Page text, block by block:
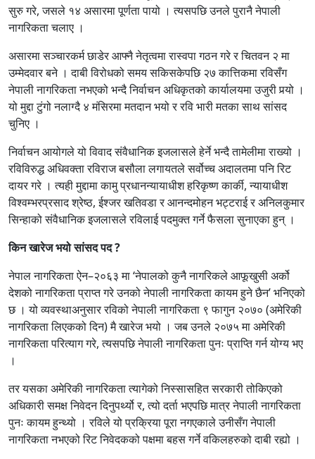
सुरु गरे, जसले १४ असारमा पूर्णता पायो । त्यसपछि उनले पुरानै नेपाली
नागरिकता चलाए ।
असारमा सञ्चारकर्म छाडेर आफ्नै नेतृत्वमा रास्वपा गठन गरे र चितवन २ मा
उम्मेदवार बने । दाबी विरोधको समय सकिसकेपछि २७ कात्तिकमा रविसँग
नेपाली नागरिकता नभएको भन्दै निर्वाचन अधिकृतको कार्यालयमा उजुरी पर्‍यो ।
यो मुद्दा टुंगो नलाग्दै ४ मंसिरमा मतदान भयो र रवि भारी मतका साथ सांसद
चुनिए ।
निर्वाचन आयोगले यो विवाद संवैधानिक इजलासले हेर्ने भन्दै तामेलीमा राख्यो ।
रविविरुद्ध अधिवक्ता रविराज बसौला लगायतले सर्वोच्च अदालतमा पनि रिट
दायर गरे । त्यही मुद्दामा कामु प्रधानन्यायाधीश हरिकृष्ण कार्की, न्यायाधीश
विश्वम्भरप्रसाद श्रेष्ठ, ईश्जर खतिवडा र आनन्दमोहन भट्टराई र अनिलकुमार
सिन्हाको संवैधानिक इजलासले रविलाई पदमुक्त गर्ने फैसला सुनाएका हुन् ।
किन खारेज भयो सांसद पद ?
नेपाल नागरिकता ऐन–२०६३ मा ‘नेपालको कुनै नागरिकले आफूखुसी अर्को
देशको नागरिकता प्राप्त गरे उनको नेपाली नागरिकता कायम हुने छैन’ भनिएको
छ । यो व्यवस्थाअनुसार रविको नेपाली नागरिकता ९ फागुन २०७० (अमेरिकी
नागरिकता लिएकको दिन) मै खारेज भयो । जब उनले २०७५ मा अमेरिकी
नागरिकता परित्याग गरे, त्यसपछि नेपाली नागरिकता पुनः प्राप्ति गर्न योग्य भए
।
तर यसका अमेरिकी नागरिकता त्यागेको निस्सासहित सरकारी तोकिएको
अधिकारी समक्ष निवेदन दिनुपर्थ्यो र, त्यो दर्ता भएपछि मात्र नेपाली नागरिकता
पुनः कायम हुन्थ्यो । रविले यो प्रक्रिया पूरा नगएकाले उनीसँग नेपाली
नागरिकता नभएको रिट निवेदकको पक्षमा बहस गर्ने वकिलहरुको दाबी रह्यो ।